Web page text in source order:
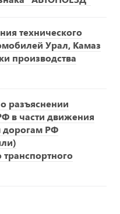
технического
Урал, Камаз
производства
разъяснении
в части движения
дорогам РФ
транспортного